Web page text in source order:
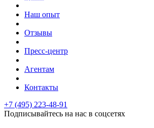
Наш опыт
Отзывы
Пресс-центр
Агентам
Контакты
+7 (495) 223-48-91
Подписывайтесь на нас в соцсетях